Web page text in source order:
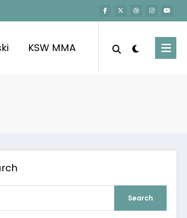
KSW MMA
Search